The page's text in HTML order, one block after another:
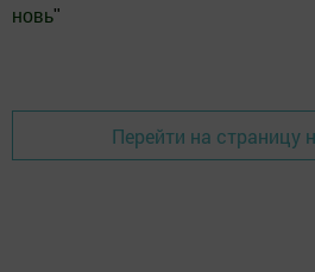
новь"
Перейти на страницу